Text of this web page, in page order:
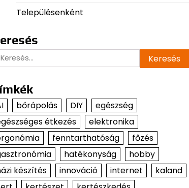
Településenként
bőrápolás DIY
egészség
étkezés
elektronika
fenntarthatóság
főzés
hatékonyság
hobby
készítés
innováció internet
kaland